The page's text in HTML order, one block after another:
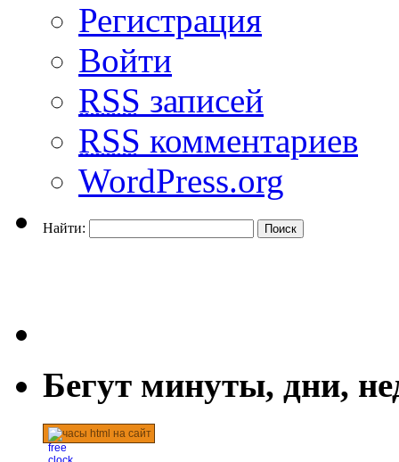
Регистрация
Войти
RSS записей
RSS комментариев
WordPress.org
Найти:
Бегут минуты, дни,
часы html на сайт